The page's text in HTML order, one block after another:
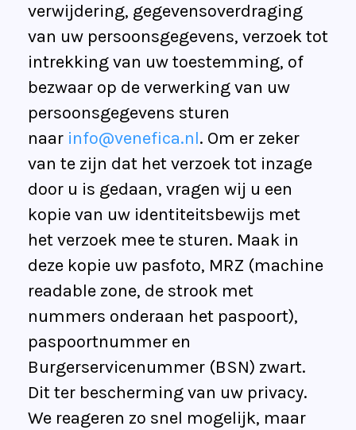
verwijdering, gegevensoverdraging
van uw persoonsgegevens, verzoek tot
intrekking van uw toestemming, of
bezwaar op de verwerking van uw
persoonsgegevens sturen
naar info@venefica.nl. Om er zeker
van te zijn dat het verzoek tot inzage
door u is gedaan, vragen wij u een
kopie van uw identiteitsbewijs met
het verzoek mee te sturen. Maak in
deze kopie uw pasfoto, MRZ (machine
readable zone, de strook met
nummers onderaan het paspoort),
paspoortnummer en
Burgerservicenummer (BSN) zwart.
Dit ter bescherming van uw privacy.
We reageren zo snel mogelijk, maar